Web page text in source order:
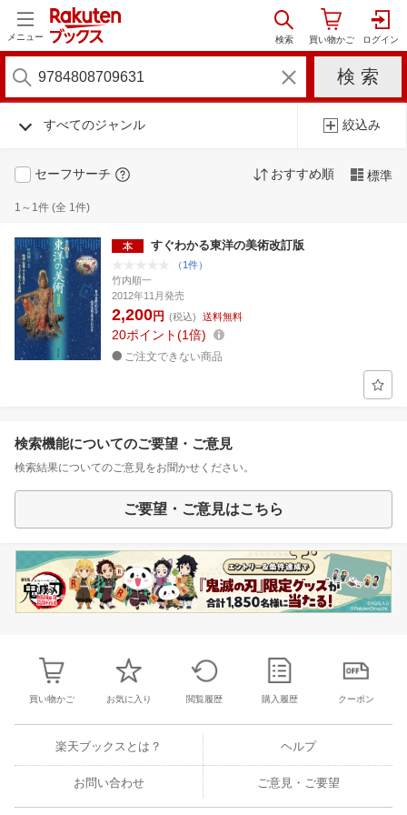
メニュー
すべてのジャンル 絞込み
セーフサーチ おすすめ順 標準
1～1件 (全 1件)
すぐわかる東洋の美術改訂版
（1件）
竹内順一
2012年11月発売
2,200円 (税込) 送料無料
20ポイント 1倍
ご注文できない商品
検索機能についてのご要望・ご意見
検索結果についてのご意見をお聞かせください。
ご要望・ご意見はこちら
買い物かご お気に入り 閲覧履歴 購入履歴 クーポン
楽天ブックスとは？ ヘルプ
お問い合わせ ご意見・ご要望